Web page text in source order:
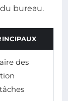
bureau.
des